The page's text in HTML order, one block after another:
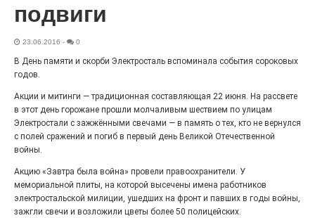
«С ними дядька Черномор»
Юбилейным курсом
подвиги
23.06.2016 - 0
В День памяти и скорби Электросталь вспоминала события сороковых
годов.
Акции и митинги — традиционная составляющая 22 июня. На рассвете
в этот день горожане прошли молчаливым шествием по улицам
Электростали с зажжёнными свечами — в память о тех, кто не вернулся
с полей сражений и погиб в первый день Великой Отечественной
войны.
Акцию «Завтра была война» провели правоохранители. У
мемориальной плиты, на которой высечены имена работников
электростальской милиции, ушедших на фронт и павших в годы войны,
зажгли свечи и возложили цветы более 50 полицейских.